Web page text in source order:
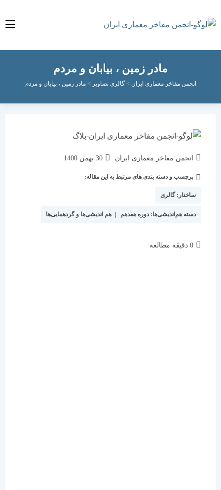
مادر زمین ، بیابان و مردم
انجمن مفاخر معماری ایران > گالری تصاویر>مادر زمین ، بیابان و مردم
انجمن مفاخر معماری ایران
نوشته
شده
30 بهمن 1400
برچسب و دسته بندی های مرتبط به این مقاله:
ساختار:گالری
دسته هم‌اندیشی‌ها:دوره هفدهم | هم اندیشی‌ها و گردهمایی‌ها